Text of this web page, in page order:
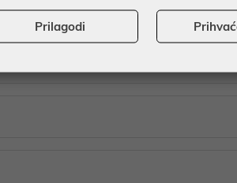
Prilagodi